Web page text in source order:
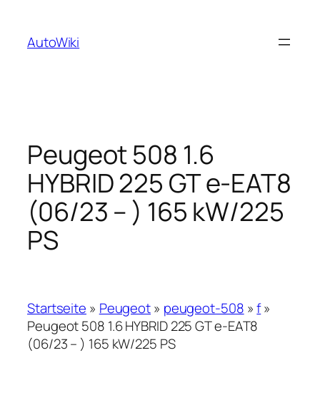
springen
AutoWiki
Peugeot 508 1.6
HYBRID 225 GT e-EAT8
(06/23 – ) 165 kW/225
PS
Startseite » Peugeot» peugeot-508 »f»
Peugeot 508 1.6 HYBRID 225 GT e-EAT8
(06/23 – ) 165 kW/225 PS